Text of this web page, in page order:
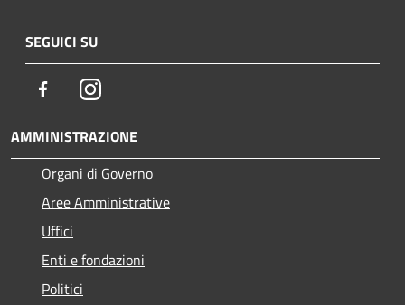
SEGUICI SU
FacebookInstagram
AMMINISTRAZIONE
Organi di Governo
Aree Amministrative
Uffici
Enti e fondazioni
Politici